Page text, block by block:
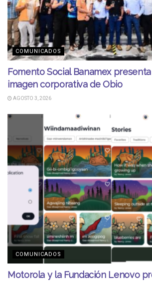
COMUNICADOS
Fomento Social Banamex
imagen corporativa de Obio
AGOSTO 3, 2026
COMUNICADOS
Motorola y la Fundación Lenovo